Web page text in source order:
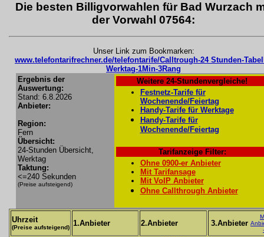
Die besten Billigvorwahlen für Bad Wurzach
der Vorwahl 07564:
Unser Link zum Bookmarken:
www.telefontarifrechner.de/telefontarife/Calltrough-24 Stunden-
Werktag-1Min-3Rang
Ergebnis der
Auswertung:
Stand: 6.8.2026
Anbieter:
Region:
Fern
Übersicht:
24-Stunden Übersicht,
Werktag
Taktung:
<=240 Sekunden
(Preise aufsteigend)
Weitere 24-Stundenvergleiche!
Festnetz-Tarife für
Wochenende/Feiertag
Handy-Tarife für Werktage
Handy-Tarife für
Wochenende/Feiertag
Tarifanzeige Filter:
Ohne 0900-er Anbieter
Mit Tarifansage
Mit VoIP Anbieter
Ohne Callthrough Anbieter
Uhrzeit
(Preise aufsteigend) 1.Anbieter 2.Anbieter 3.Anbieter